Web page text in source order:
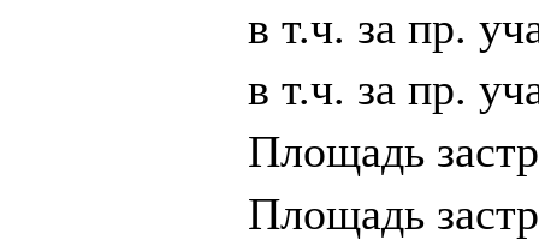
в т.ч. за пр.
в т.ч. за пр.
Площадь
Площадь